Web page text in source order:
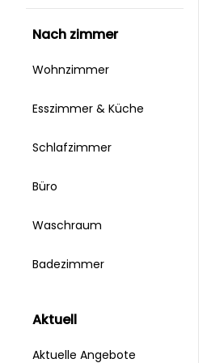
nach zimmer
Wohnzimmer
Esszimmer & Küche
Schlafzimmer
Büro
Waschraum
Badezimmer
aktuell
Aktuelle Angebote